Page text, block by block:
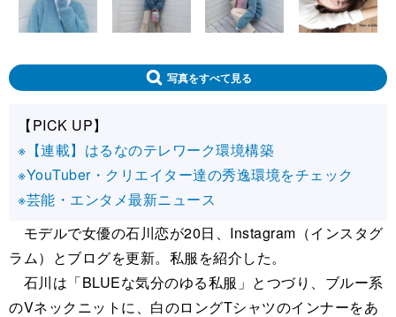
写真をすべて見る
【PICK UP】
※【連載】はるなのテレワーク環境構築
※YouTuber・クリエイター達の秀逸環境をチェック
※芸能・エンタメ最新ニュース
モデルで女優の石川恋が20日、Instagram（インスタグ
ラム）とブログを更新。私服を紹介した。
石川は「BLUEな気分のゆる私服」とつづり、ブルー系
のVネックニットに、白のロングTシャツのインナーをあ